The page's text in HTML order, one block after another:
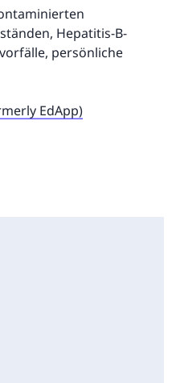
Hepatitis-B-
persönliche
EdApp)